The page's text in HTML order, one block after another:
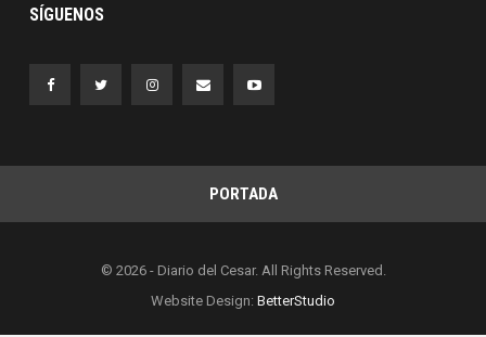
SÍGUENOS
PORTADA
© 2026 - Diario del Cesar. All Rights Reserved.
Website Design: BetterStudio